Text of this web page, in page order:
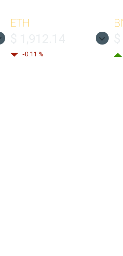
ETH
-0.11 %